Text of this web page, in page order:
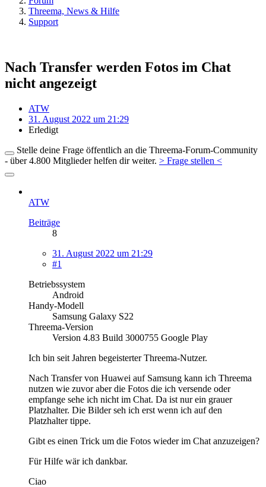
Threema, News & Hilfe
Support
Nach Transfer werden Fotos im Chat
nicht angezeigt
ATW
31. August 2022 um 21:29
Erledigt
Stelle deine Frage öffentlich an die Threema-Forum-Community
- über 4.800 Mitglieder helfen dir weiter. > Frage stellen <
ATW
Beiträge
8
31. August 2022 um 21:29
#1
Betriebssystem
Android
Handy-Modell
Samsung Galaxy S22
Threema-Version
Version 4.83 Build 3000755 Google Play
Ich bin seit Jahren begeisterter Threema-Nutzer.
Nach Transfer von Huawei auf Samsung kann ich Threema
nutzen wie zuvor aber die Fotos die ich versende oder
empfange sehe ich nicht im Chat. Da ist nur ein grauer
Platzhalter. Die Bilder seh ich erst wenn ich auf den
Platzhalter tippe.
Gibt es einen Trick um die Fotos wieder im Chat anzuzeigen?
Für Hilfe wär ich dankbar.
Ciao